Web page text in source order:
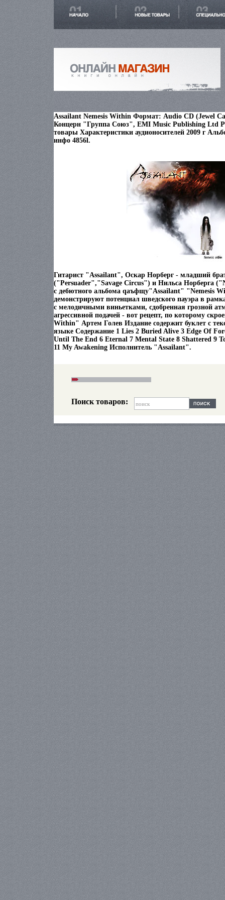
Assailant Nemesis Within Формат: Audio CD (Jewel
Концерн "Группа Союз", EMI Music Publishing Ltd
товары Характеристики аудионосителей 2009 г
инфо 4856l.
Гитарист "Assailant", Оскар Норберг - младший
("Persuader","Savage Circus") и Нильса Норберга
с дебютного альбома qаъфщу"Assailant" "Nemesis
демонстрируют потенциал шведского пауэра в
с мелодичными виньетками, сдобренная грозной
агрессивной подачей - вот рецепт, по которому
Within" Артем Голев Издание содержит буклет с
языке Содержание 1 Lies 2 Buried Alive 3 Edge Of
Until The End 6 Eternal 7 Mental State 8 Shattered 9
11 My Awakening Исполнитель "Assailant".
Поиск товаров: